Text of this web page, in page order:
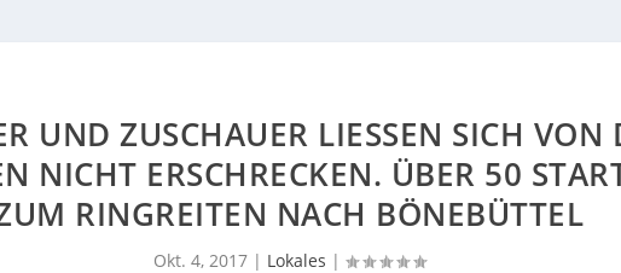
UND ZUSCHAUER LIESSEN SICH VON
NICHT ERSCHRECKEN. ÜBER 50
RINGREITEN NACH BÖNEBÜTTEL
Okt. 4, 2017| Lokales |